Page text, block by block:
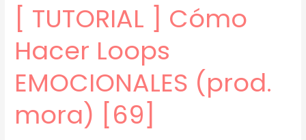
[ TUTORIAL ] Cómo
Hacer Loops
EMOCIONALES (prod.
mora) [69]